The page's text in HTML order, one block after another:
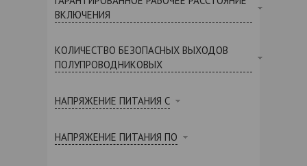
ВКЛЮЧЕНИЯ
КОЛИЧЕСТВО БЕЗОПАСНЫХ ВЫХОДОВ
ПОЛУПРОВОДНИКОВЫХ
НАПРЯЖЕНИЕ ПИТАНИЯ С
НАПРЯЖЕНИЕ ПИТАНИЯ ПО